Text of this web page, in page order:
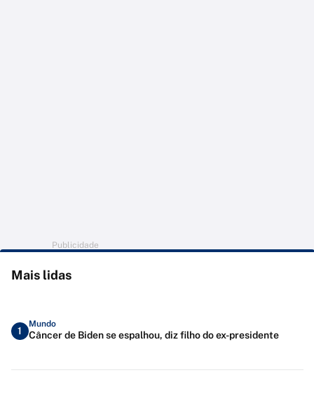
Publicidade
Mais lidas
1
Mundo
Câncer de Biden se espalhou, diz filho do ex-presidente